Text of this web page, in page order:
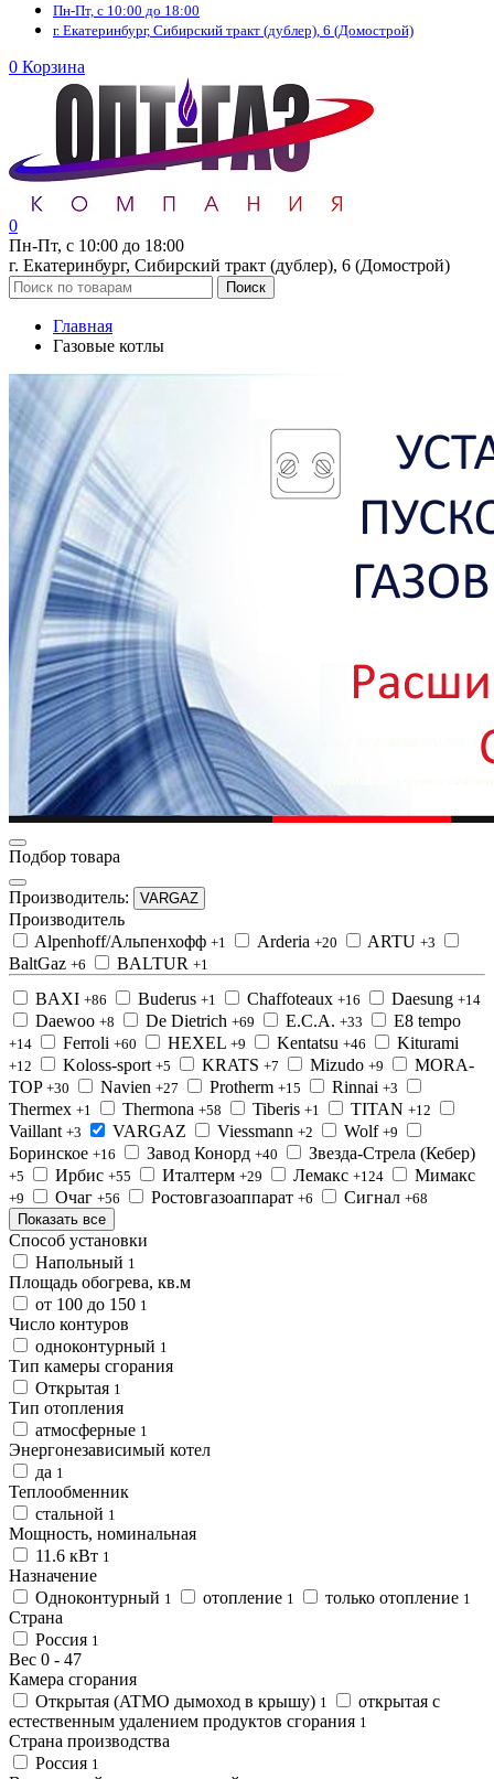
Пн-Пт, с 10:00 до 18:00
г. Екатеринбург, Сибирский тракт (дублер), 6 (Домострой)
0 Корзина
0
Пн-Пт, с 10:00 до 18:00
г. Екатеринбург, Сибирский тракт (дублер), 6 (Домострой)
Поиск
Главная
Газовые котлы
Подбор товара
Производитель: VARGAZ
Производитель
Alpenhoff/Альпенхофф +1 Arderia +20 ARTU +3
BaltGaz +6 BALTUR +1
BAXI +86 Buderus +1 Chaffoteaux +16 Daesung +14
Daewoo +8 De Dietrich +69 E.C.A. +33 E8 tempo
+14 Ferroli +60 HEXEL +9 Kentatsu +46 Kiturami
+12 Koloss-sport +5 KRATS +7 Mizudo +9
MORA-
TOP +30 Navien +27 Protherm +15 Rinnai +3
Thermex +1 Thermona +58 Tiberis +1 TITAN +12
Vaillant +3 VARGAZ Viessmann +2 Wolf +9
Боринское +16 Завод Конорд +40 Звезда-Стрела (Кебер)
+5 Ирбис +55 Италтерм +29 Лемакс +124 Мимакс
+9 Очаг +56 Ростовгазоаппарат +6 Сигнал +68
Показать все
Способ установки
Напольный 1
Площадь обогрева, кв.м
от 100 до 150 1
Число контуров
одноконтурный 1
Тип камеры сгорания
Открытая 1
Тип отопления
атмосферные 1
Энергонезависимый котел
да 1
Теплообменник
стальной 1
Мощность, номинальная
11.6 кВт 1
Назначение
Одноконтурный 1 отопление 1 только отопление 1
Страна
Россия 1
Вес 0 - 47
Камера сгорания
Открытая (ATMO дымоход в крышу) 1
открытая с
естественным удалением продуктов сгорания 1
Страна производства
Россия 1